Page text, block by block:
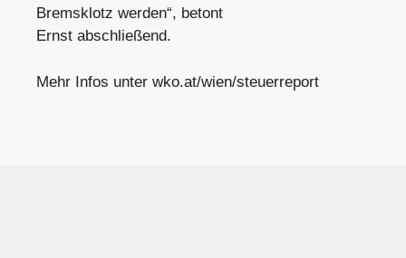
Bremsklotz werden“, betont
Ernst abschließend.
Mehr Infos unter wko.at/wien/steuerreport